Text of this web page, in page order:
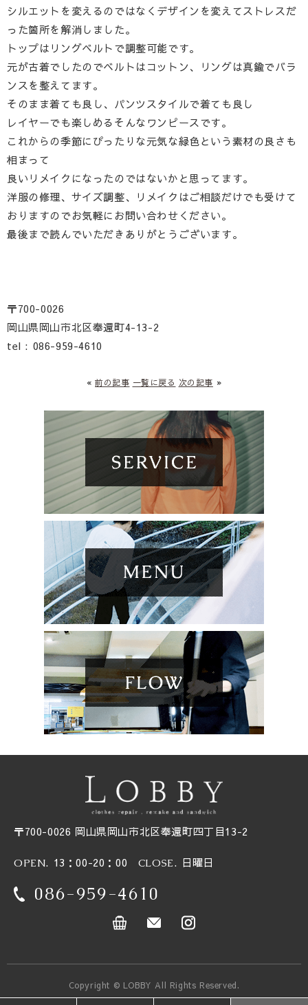
シルエットを変えるのではなくデザインを変えてストレスだ
った箇所を解消しました。
トップはリングベルトで調整可能です。
元が古着でしたのでベルトはコットン、リングは真鍮でバラ
ンスを整えてます。
そのまま着ても良し、パンツスタイルで着ても良し
レイヤーでも楽しめるそんなワンピースです。
これからの季節にぴったりな元気な緑色という素材の良さも
相まって
良いリメイクになったのではないかと思ってます。
洋服の修理、サイズ調整、リメイクはご相談だけでも受けて
おりますのでお気軽にお問い合わせください。
最後まで読んでいただきありがとうございます。
〒700-0026
岡山県岡山市北区奉還町4-13-2
tel : 086-959-4610
«前の記事 一覧に戻る 次の記事 »
〒700-0026 岡山県岡山市北区奉還町四丁目13-2
OPEN. 13：00-20：00 CLOSE. 日曜日
086-959-4610
Copyright © LOBBY All Rights Reserved.